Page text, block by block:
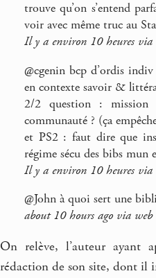
trouve qu’on s’entend
voir avec même truc au
Il y a environ 10 heures via
@cgenin bcp d’ordis
en contexte savoir &
2/2 question : mission
communauté ? (ça
et PS2 : faut dire que
régime sécu des bibs mun
Il y a environ 10 heures via
@John à quoi sert une
about 10 hours ago via web
On relève, l’auteur ayant
rédaction de son site, dont il